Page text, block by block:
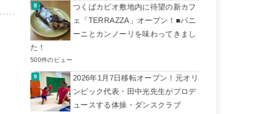
つくばカピオ敷地内に待望の新カフ
ェ「TERRAZZA」オープン！■パニ
ーニとカンノーリを味わってきまし
た！
500件のビュー
2026年1月7日移転オープン！元オリ
ンピック代表・田中光先生がプロデ
ュースする体操・ダンスクラブ